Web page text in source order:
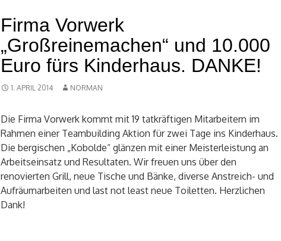
Firma Vorwerk
„Großreinemachen“ und 10.000
Euro fürs Kinderhaus. DANKE!
1. APRIL 2014 NORMAN
Die Firma Vorwerk kommt mit 19 tatkräftigen Mitarbeitern im
Rahmen einer Teambuilding Aktion für zwei Tage ins Kinderhaus.
Die bergischen „Kobolde“ glänzen mit einer Meisterleistung an
Arbeitseinsatz und Resultaten. Wir freuen uns über den
renovierten Grill, neue Tische und Bänke, diverse Anstreich- und
Aufräumarbeiten und last not least neue Toiletten. Herzlichen
Dank!